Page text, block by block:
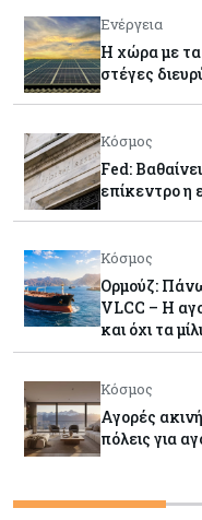
Ενέργεια
Η χώρα με τα
στέγες
Κόσμος
Fed:
επίκεντρο η
Κόσμος
Ορμούζ:
VLCC – Η
και όχι τα
Κόσμος
Αγορές
πόλεις για
Κόσμος